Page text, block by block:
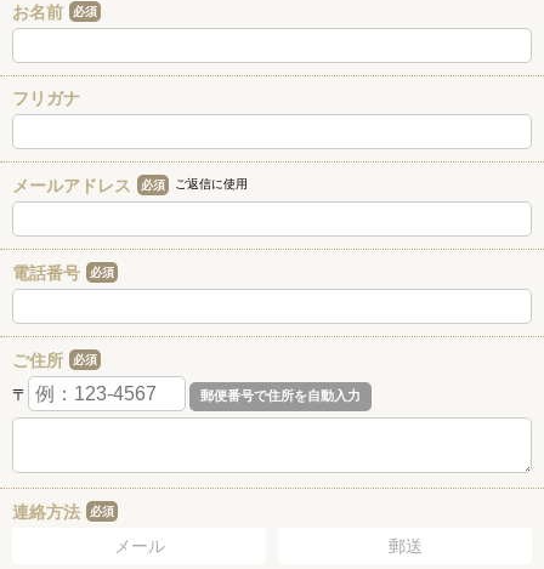
お名前 必須
フリガナ
メールアドレス 必須 ご返信に使用
電話番号 必須
ご住所 必須
〒
連絡方法 必須
メール 郵送